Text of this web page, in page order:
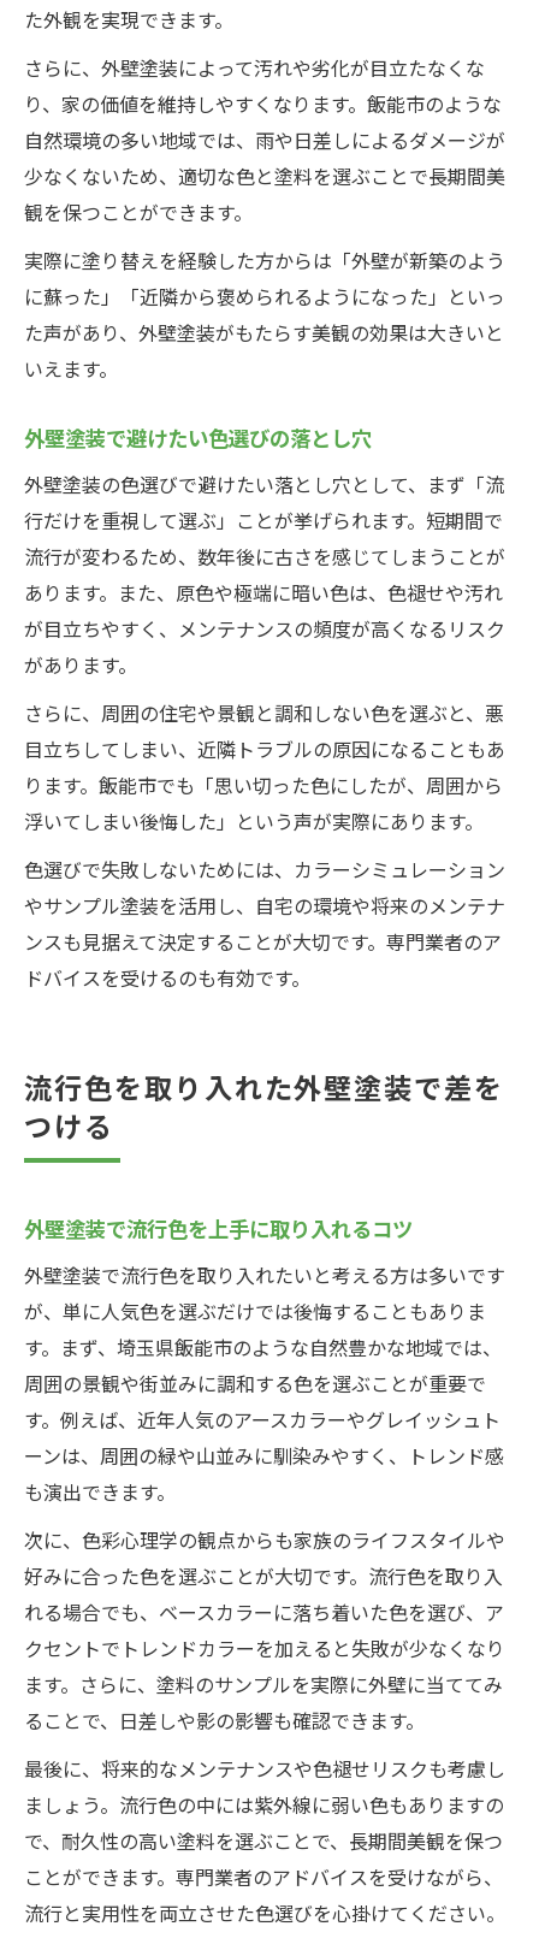
た外観を実現できます。
さらに、外壁塗装によって汚れや劣化が目立たなくな
り、家の価値を維持しやすくなります。飯能市のような
自然環境の多い地域では、雨や日差しによるダメージが
少なくないため、適切な色と塗料を選ぶことで長期間美
観を保つことができます。
実際に塗り替えを経験した方からは「外壁が新築のよう
に蘇った」「近隣から褒められるようになった」といっ
た声があり、外壁塗装がもたらす美観の効果は大きいと
いえます。
外壁塗装で避けたい色選びの落とし穴
外壁塗装の色選びで避けたい落とし穴として、まず「流
行だけを重視して選ぶ」ことが挙げられます。短期間で
流行が変わるため、数年後に古さを感じてしまうことが
あります。また、原色や極端に暗い色は、色褪せや汚れ
が目立ちやすく、メンテナンスの頻度が高くなるリスク
があります。
さらに、周囲の住宅や景観と調和しない色を選ぶと、悪
目立ちしてしまい、近隣トラブルの原因になることもあ
ります。飯能市でも「思い切った色にしたが、周囲から
浮いてしまい後悔した」という声が実際にあります。
色選びで失敗しないためには、カラーシミュレーション
やサンプル塗装を活用し、自宅の環境や将来のメンテナ
ンスも見据えて決定することが大切です。専門業者のア
ドバイスを受けるのも有効です。
流行色を取り入れた外壁塗装で差を
つける
外壁塗装で流行色を上手に取り入れるコツ
外壁塗装で流行色を取り入れたいと考える方は多いです
が、単に人気色を選ぶだけでは後悔することもありま
す。まず、埼玉県飯能市のような自然豊かな地域では、
周囲の景観や街並みに調和する色を選ぶことが重要で
す。例えば、近年人気のアースカラーやグレイッシュト
ーンは、周囲の緑や山並みに馴染みやすく、トレンド感
も演出できます。
次に、色彩心理学の観点からも家族のライフスタイルや
好みに合った色を選ぶことが大切です。流行色を取り入
れる場合でも、ベースカラーに落ち着いた色を選び、ア
クセントでトレンドカラーを加えると失敗が少なくなり
ます。さらに、塗料のサンプルを実際に外壁に当ててみ
ることで、日差しや影の影響も確認できます。
最後に、将来的なメンテナンスや色褪せリスクも考慮し
ましょう。流行色の中には紫外線に弱い色もありますの
で、耐久性の高い塗料を選ぶことで、長期間美観を保つ
ことができます。専門業者のアドバイスを受けながら、
流行と実用性を両立させた色選びを心掛けてください。